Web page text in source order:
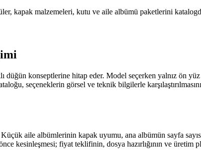
kapak malzemeleri, kutu ve aile albümü paketlerini katalogda
konseptlerine hitap eder. Model seçerken yalnız ön
seçeneklerin görsel ve teknik bilgilerle
aile albümlerinin kapak uyumu, ana albümün sayfa
kesinleşmesi; fiyat teklifinin, dosya hazırlığının ve üretim